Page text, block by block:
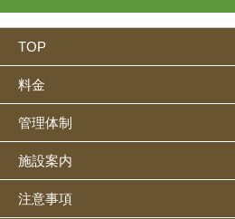
TOP
料金
管理体制
施設案内
注意事項